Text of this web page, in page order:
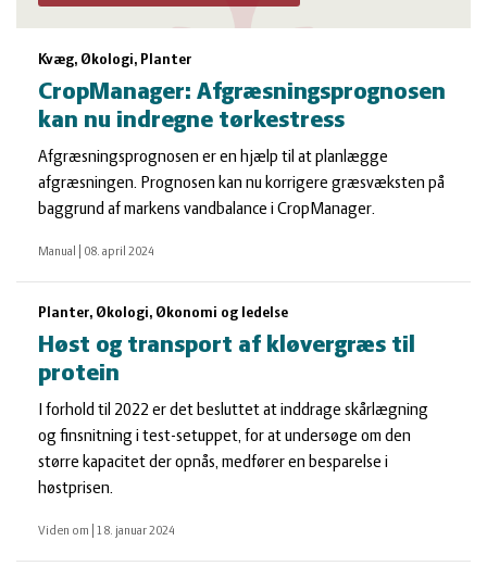
Kvæg, Økologi, Planter
CropManager: Afgræsningsprognosen
kan nu indregne tørkestress
Afgræsningsprognosen er en hjælp til at planlægge
afgræsningen. Prognosen kan nu korrigere græsvæksten på
baggrund af markens vandbalance i CropManager.
Manual 08. april 2024
Planter, Økologi, Økonomi og ledelse
Høst og transport af kløvergræs til
protein
I forhold til 2022 er det besluttet at inddrage skårlægning
og finsnitning i test-setuppet, for at undersøge om den
større kapacitet der opnås, medfører en besparelse i
høstprisen.
Viden om 18. januar 2024